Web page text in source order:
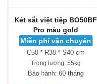
Két sắt việt tiệp BO50BF
Pro màu gold
Miễn phí vận chuyển
C50 * R38 * S40 cm
Trọng lượng:55kg
Bảo hành: 60 tháng